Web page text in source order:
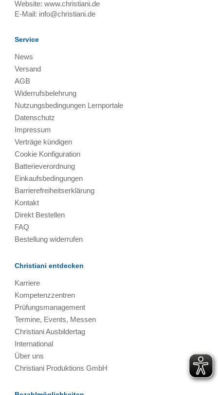
Website: www.christiani.de
E-Mail: info@christiani.de
Service
News
Versand
AGB
Widerrufsbelehrung
Nutzungsbedingungen Lernportale
Datenschutz
Impressum
Verträge kündigen
Cookie Konfiguration
Batterieverordnung
Einkaufsbedingungen
Barrierefreiheitserklärung
Kontakt
Direkt Bestellen
FAQ
Bestellung widerrufen
Christiani entdecken
Karriere
Kompetenzzentren
Prüfungsmanagement
Termine, Events, Messen
Christiani Ausbildertag
International
Über uns
Christiani Produktions GmbH